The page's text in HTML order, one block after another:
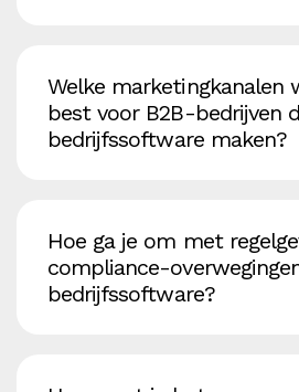
Welke marketingkanalen
best voor B2B-bedrijven
bedrijfssoftware maken?
Hoe ga je om met
compliance-
bedrijfssoftware?